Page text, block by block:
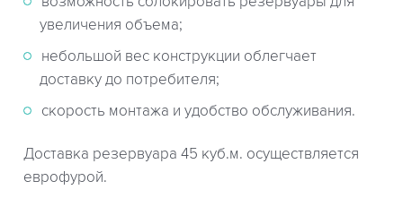
увеличения объема;
небольшой вес конструкции облегчает
доставку до потребителя;
скорость монтажа и удобство обслуживания.
Доставка резервуара 45 куб.м. осуществляется
еврофурой.